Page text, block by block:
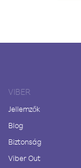
VIBER
Jellemzők
Blog
Biztonság
Viber Out